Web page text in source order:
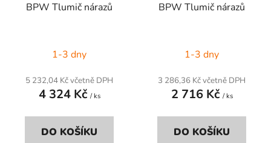
BPW Tlumič nárazů
1-3 dny
5 232,04 Kč včetně DPH
4 324 Kč / ks
DO KOŠÍKU
BPW Tlumič nárazů
1-3 dny
3 286,36 Kč včetně DPH
2 716 Kč / ks
DO KOŠÍKU